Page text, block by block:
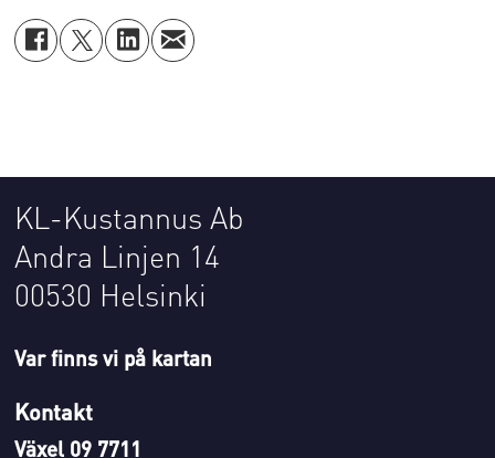
KL-Kustannus Ab
Andra Linjen 14
00530 Helsinki
Var finns vi på kartan
Kontakt
Växel 09 7711